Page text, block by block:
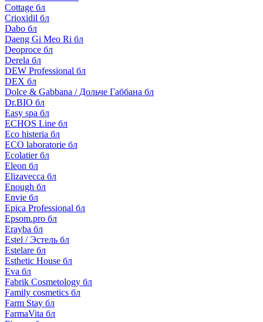
Cottage бл
Crioxidil бл
Dabo бл
Daeng Gi Meo Ri бл
Deoproce бл
Derela бл
DEW Professional бл
DEX бл
Dolce & Gabbana / Дольче Габбана бл
Dr.BIO бл
Easy spa бл
ECHOS Line бл
Eco histeria бл
ECO laboratorie бл
Ecolatier бл
Eleon бл
Elizavecca бл
Enough бл
Envie бл
Epica Professional бл
Epsom.pro бл
Erayba бл
Estel / Эстель бл
Estelare бл
Esthetic House бл
Eva бл
Fabrik Cosmetology бл
Family cosmetics бл
Farm Stay бл
FarmaVita бл